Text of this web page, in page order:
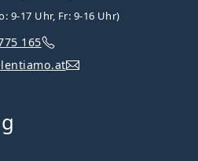
9-17 Uhr, Fr: 9-16 Uhr)
165